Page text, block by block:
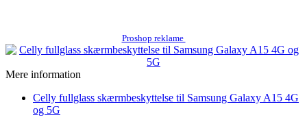
Proshop reklame
Mere information
Celly fullglass skærmbeskyttelse til Samsung Galaxy A15 4G
og 5G